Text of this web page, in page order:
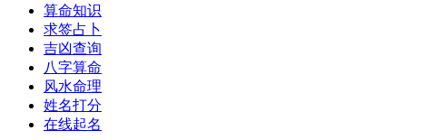
算命知识
求签占卜
吉凶查询
八字算命
风水命理
姓名打分
在线起名